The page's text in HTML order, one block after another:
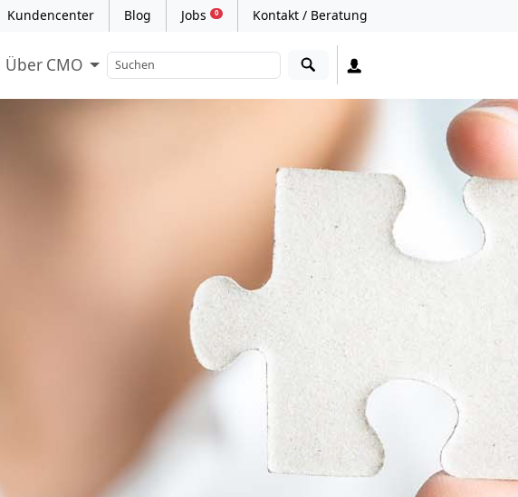
Kundencenter Blog Jobs 0 Kontakt / Beratung
Über CMO